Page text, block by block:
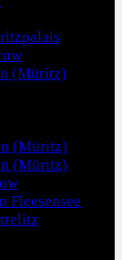
(Müritz)
(Müritz)
(Müritz)
Fleesensee